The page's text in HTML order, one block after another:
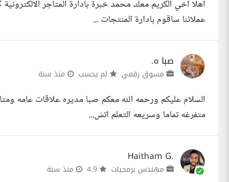
اهلا اخي الكريم معك محمد خبرة بادارة المتاجر
عملائنا ساقوم بادارة المنتجات ...
صبا ه.
مسوق رقمي لم يحسب منذ سنة
السلام عليكم ورحمه الله معكم صبا مديره علاقات عامه
متفرغه تماما وسريعه التعلم اتش...
Haitham G.
مهندس برمجيات منذ سنة